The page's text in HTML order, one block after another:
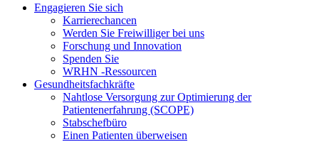
Engagieren Sie sich
Karrierechancen
Werden Sie Freiwilliger bei uns
Forschung und Innovation
Spenden Sie
WRHN -Ressourcen
Gesundheitsfachkräfte
Nahtlose Versorgung zur Optimierung der
Patientenerfahrung (SCOPE)
Stabschefbüro
Einen Patienten überweisen